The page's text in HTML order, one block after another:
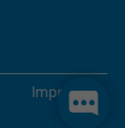
Impressum